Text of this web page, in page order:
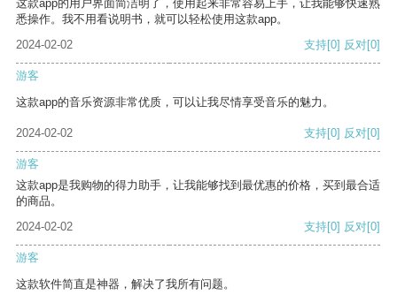
这款app的用户界面简洁明了，使用起来非常容易上手，让我能够快速熟
悉操作。我不用看说明书，就可以轻松使用这款app。
2024-02-02
支持[0] 反对[0]
游客
这款app的音乐资源非常优质，可以让我尽情享受音乐的魅力。
2024-02-02 支持[0] 反对[0]
游客
这款app是我购物的得力助手，让我能够找到最优惠的价格，买到最合适
的商品。
2024-02-02
支持[0] 反对[0]
游客
这款软件简直是神器，解决了我所有问题。